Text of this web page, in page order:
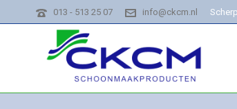
013 - 513 25 07 info@ckcm.nl